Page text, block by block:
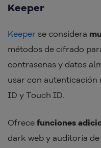
Keeper
Keeper se considera
métodos de cifrado
contraseñas y datos
usar con autenticación
ID y Touch ID.
Ofrece funciones
dark web y auditoría